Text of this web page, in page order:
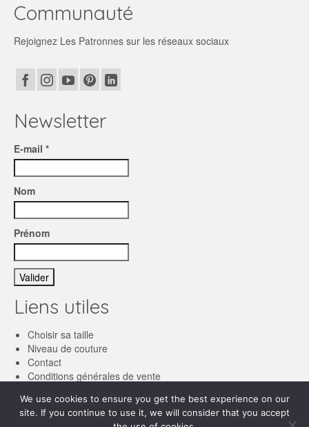
Communauté
Rejoignez Les Patronnes sur les réseaux sociaux
Newsletter
E-mail *
Nom
Prénom
Liens utiles
Choisir sa taille
Niveau de couture
Contact
Conditions générales de vente
We use cookies to ensure you get the best experience on our
site. If you continue to use it, we will consider that you accept